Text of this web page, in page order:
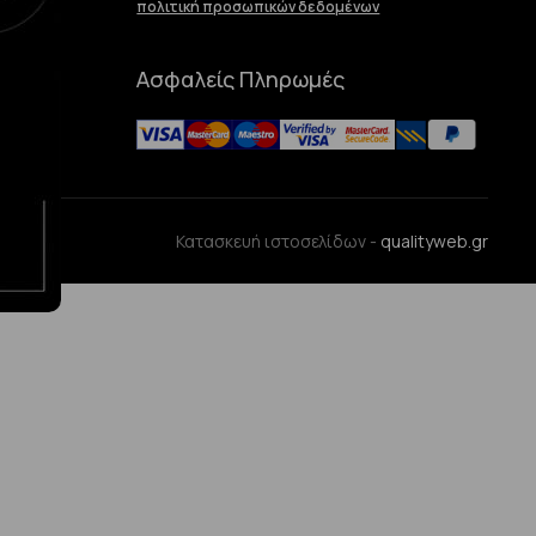
πολιτική προσωπικών δεδομένων
Ασφαλείς Πληρωμές
Κατασκευή ιστοσελίδων - qualityweb.gr